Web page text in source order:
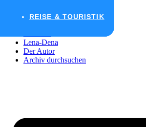
Lena-Dena
Der Autor
Archiv durchsuchen
REISE & TOURISTIK
REISE & TOURISTIK